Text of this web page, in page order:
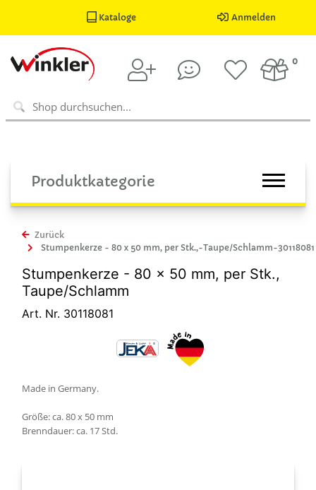
Kataloge Anmelden
0
Produktkategorie
Zurück
Stumpenkerze - 80 x 50 mm, per Stk.,-Taupe/Schlamm-30118081
Stumpenkerze - 80 x 50 mm, per Stk.,
Taupe/Schlamm
Art. Nr. 30118081
Made in Germany.
Größe: ca. 80 x 50 mm
Brenndauer: ca. 17 Std.